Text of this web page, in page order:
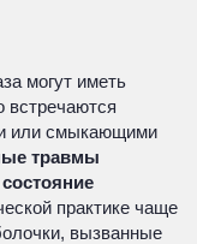
могут иметь
или смыкающими
травмы
практике чаще
вызванные